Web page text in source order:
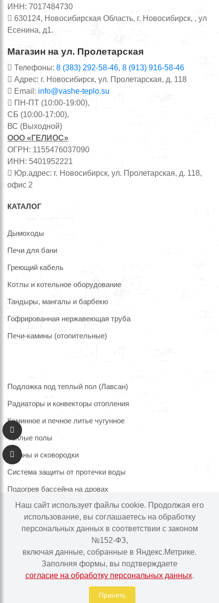
ИНН: 7017484730
630124, Новосибирская Область, г. Новосибирск, , ул
Есенина, д1.
Магазин на ул. Пролетарская
Телефоны: 8 (383) 292-58-46, 8 (913) 916-58-46
Адрес: г. Новосибирск, ул. Пролетарская, д. 118
Email: info@vashe-teplo.su
ПН-ПТ (10:00-19:00),
СБ (10:00-17:00),
ВС (Выходной)
ООО «ГЕЛИОС»
ОГРН: 1155476037090
ИНН: 5401952221
Юр.адрес: г. Новосибирск, ул. Пролетарская, д. 118,
офис 2
КАТАЛОГ
Дымоходы
Печи для бани
Греющий кабель
Котлы и котельное оборудование
Тандыры, мангалы и барбекю
Гофрированная нержавеющая труба
Печи-камины (отопительные)
Подложка под теплый пол (Лавсан)
Радиаторы и конвекторы отопления
Каминное и печное литье чугунное
Теплые полы
Казаны и сковородки
Система защиты от протечки воды
Подогрев бассейна на дровах
Информация на сайте не является публичной офертой.
Наличие и цены товара могут меняться, просьба
уточнять у менеджера при подтверждении заказа.
Политика в отношении обработки персональных данных
Наш сайт использует файлы cookie. Продолжая его
использование, вы соглашаетесь на обработку
персональных данных в соответствии с законом
№152-ФЗ,
включая данные, собранные в Яндекс.Метрике.
Заполняя формы, вы подтверждаете
согласие на обработку персональных данных.
Принять